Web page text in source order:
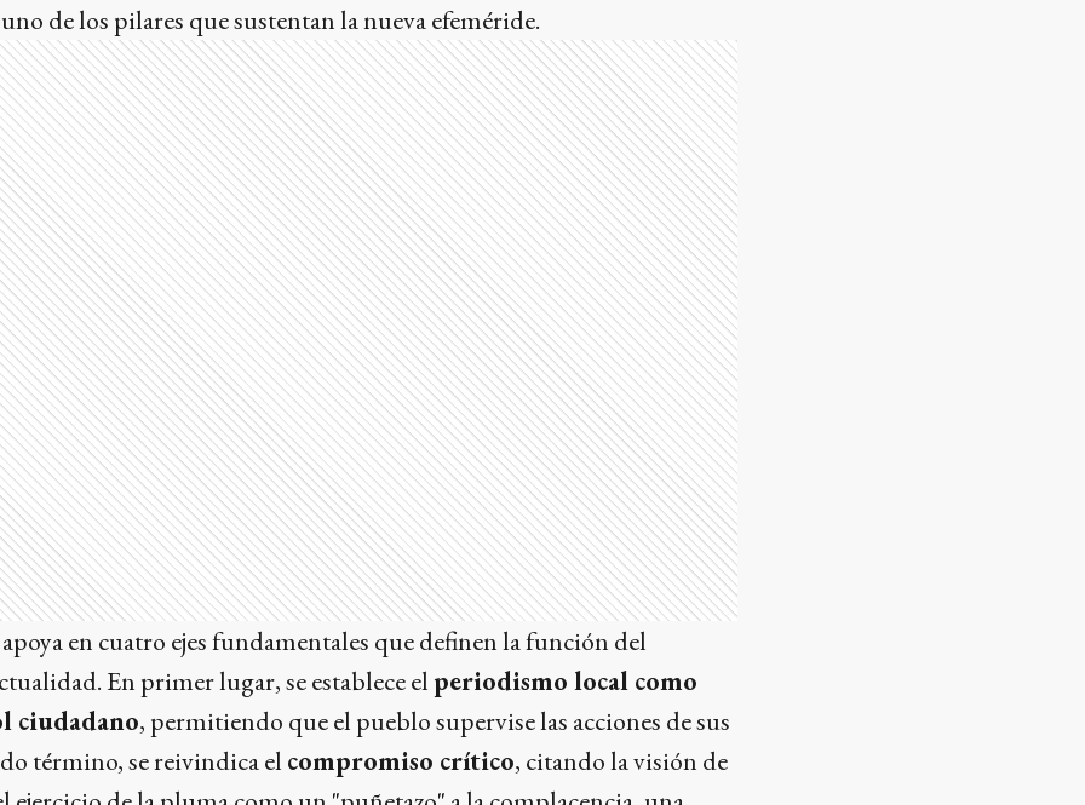
de los pilares que sustentan la nueva efeméride.
en cuatro ejes fundamentales que definen la función del
En primer lugar, se establece el periodismo local como
ciudadano, permitiendo que el pueblo supervise las acciones de sus
término, se reivindica el compromiso crítico, citando la visión de